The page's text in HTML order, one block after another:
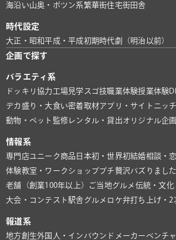
海沿い山奥・ポツン系繁華街住宅街田舎
時代設定
大正・昭和平成・平成初期時代劇（明治以前）
企画で探す
バラエティ系
ドッキリ協力 工場見学 スゴ技職業体験授業体験
デカ盛り・大食い密着取材アプリ・サイト ニッチ
動物・ペット 監修レンタル・貸出オリジナル企画
情報系
専門店ユニーク商品 日本初・世界初結婚相談・
体験教室・ワークショッププチ贅沢バズりました
老舗（創業100年以上）
ご当地グルメ 伝統・文化
大会・コンテスト 駅舎グルメ ロケ弁打ち上げ・2
報道系
地方創生外国人・インバウンド メーカー ベンチ